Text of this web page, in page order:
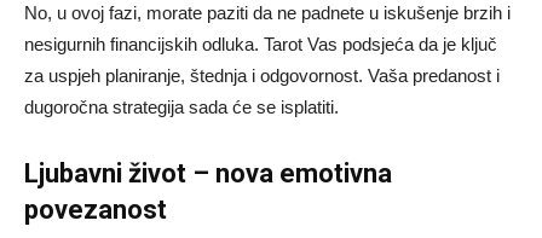
No, u ovoj fazi, morate paziti da ne padnete u iskušenje brzih i
nesigurnih financijskih odluka. Tarot Vas podsjeća da je ključ
za uspjeh planiranje, štednja i odgovornost. Vaša predanost i
dugoročna strategija sada će se isplatiti.
Ljubavni život – nova emotivna
povezanost